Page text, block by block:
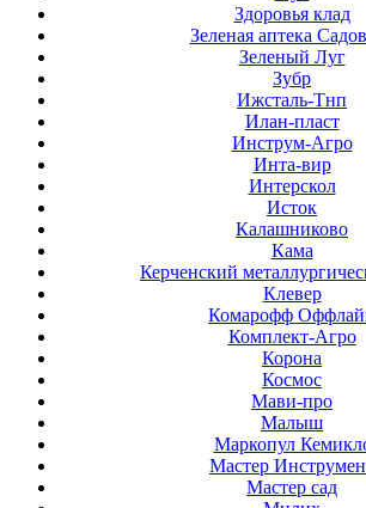
Здоровья клад
Зеленая аптека
Зеленый Луг
Зубр
Ижсталь-Тнп
Илан-пласт
Инструм-Агро
Инта-вир
Интерскол
Исток
Калашниково
Кама
Керченский
Клевер
Комарофф
Комплект-Агро
Корона
Космос
Мави-про
Малыш
Маркопул
Мастер
Мастер сад